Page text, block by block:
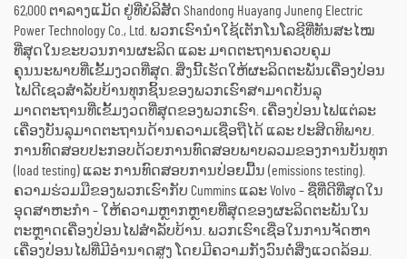
62,000 ຕາລາງແມັດ ຢູ່ທີ່ບໍລິສັດ Shandong Huayang Juneng Electric
Power Technology Co., Ltd. ພວກເຮົານຳໃຊ້ເຕັກໂນໂລຊີທີ່ທັນສະໄໝ
ທີ່ສຸດໃນຂະບວນການຜະລິດ ແລະ ມາດຕະຖານຄວບຄຸມ
ຄຸນນະພາບທີ່ເຂັ້ມງວດທີ່ສຸດ. ສິ່ງນີ້ເຮັດໃຫ້ຜະລິດຕະພັນເຄື່ອງປ່ອນ
ໄຟດີເຊວສຳລັບບ້ານທຸກຊິ້ນຂອງພວກເຮົາສາມາດບັນລຸ
ມາດຕະຖານທີ່ເຂັ້ມງວດທີ່ສຸດຂອງພວກເຮົາ. ເຄື່ອງປ່ອນໄຟແຕ່ລະ
ເຄື່ອງບັນລຸມາດຕະຖານດ້ານຄວາມເຊື່ອຖືໄດ້ ແລະ ປະສິດທິພາບ.
ການທົດສອບປະກອບດ້ວຍການທົດສອບພາບລວມຂອງການບັນທຸກ
(load testing) ແລະ ການທົດສອບການປ່ອຍມື້ນ (emissions testing).
ຄວາມຮ່ວມມືຂອງພວກເຮົາກັບ Cummins ແລະ Volvo – ຊື່ທີ່ດີທີ່ສຸດໃນ
ອຸດສາຫະກຳ – ໃຫ້ຄວາມຫຼາກຫຼາຍທີ່ສຸດຂອງຜະລິດຕະພັນໃນ
ຕະຫຼາດເຄື່ອງປ່ອນໄຟສຳລັບບ້ານ. ພວກເຮົາເຊື່ອໃນການຈັດຫາ
ເຄື່ອງປ່ອນໄຟທີ່ມີອຳນາດສູງ ໂດຍມີຄວາມກັງວົນຕໍ່ສິ່ງແວດລ້ອມ.